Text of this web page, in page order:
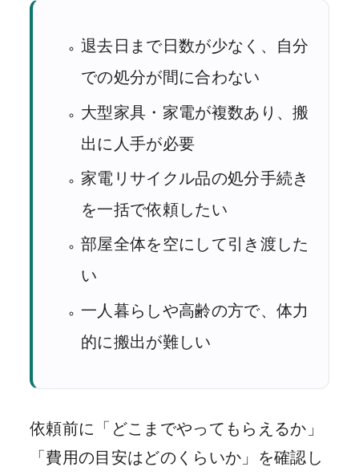
退去日まで日数が少なく、自分
での処分が間に合わない
大型家具・家電が複数あり、搬
出に人手が必要
家電リサイクル品の処分手続き
を一括で依頼したい
部屋全体を空にして引き渡した
い
一人暮らしや高齢の方で、体力
的に搬出が難しい
依頼前に「どこまでやってもらえるか」
「費用の目安はどのくらいか」を確認し